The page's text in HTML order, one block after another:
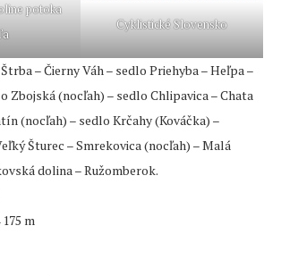
potoka
Cyklistické Slovensko
– Čierny Váh – sedlo Priehyba – Heľpa –
Zbojská (nocľah) – sedlo Chlipavica – Chata
(nocľah) – sedlo Krčahy (Kováčka) –
Šturec – Smrekovica (nocľah) – Malá
dolina – Ružomberok.
m